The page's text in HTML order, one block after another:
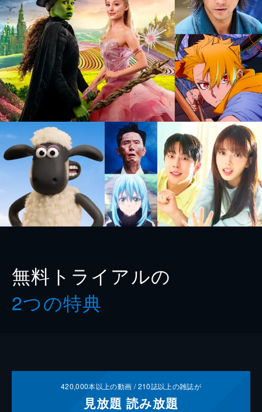
無料トライアルの
2つの特典
420,000本以上の動画 /210誌以上の雑誌が
見放題 読み放題